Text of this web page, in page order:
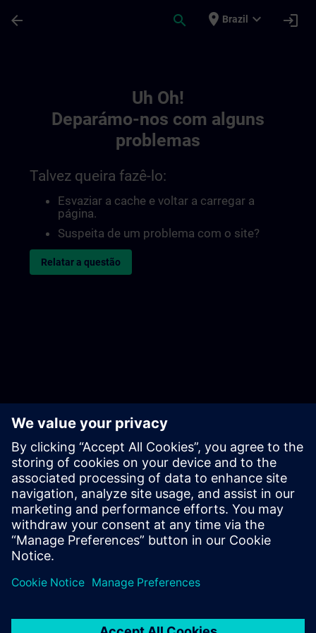
arrow_back search place Brazil expand_more login
Uh Oh!
Deparámo-nos com alguns
problemas
Talvez queira fazê-lo:
Esvaziar a cache e voltar a carregar a
página.
Suspeita de um problema com o site?
Relatar a questão